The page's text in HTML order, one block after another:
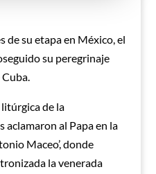
de su etapa en México, el
su peregrinaje
de la
aclamaron al Papa en la
Maceo’, donde
la venerada